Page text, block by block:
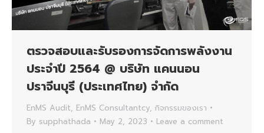
ตรวจสอบและรับรองการจัดการพลังงาน
ประจำปี 2564 @ บริษัท แคนนอน
ปราจีนบุรี (ประเทศไทย) จํากัด
EnMS Audit, EnMS Consultantcy, กิจกรรมของเรา
By supphathada May 2, 2023 Leave a comment